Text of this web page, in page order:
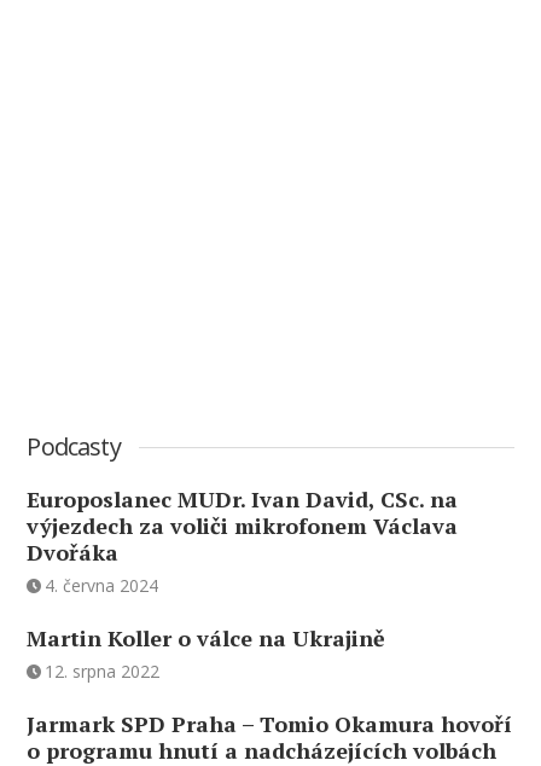
Podcasty
Europoslanec MUDr. Ivan David, CSc. na
výjezdech za voliči mikrofonem Václava
Dvořáka
4. června 2024
Martin Koller o válce na Ukrajině
12. srpna 2022
Jarmark SPD Praha – Tomio Okamura hovoří
o programu hnutí a nadcházejících volbách